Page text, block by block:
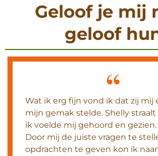
Geloof je mij
geloof
Wat ik erg fijn vond ik dat zij mij
mijn gemak stelde. Shelly
ik voelde mij gehoord en gezien.
Door mij de juiste vragen te
opdrachten te geven kon ik